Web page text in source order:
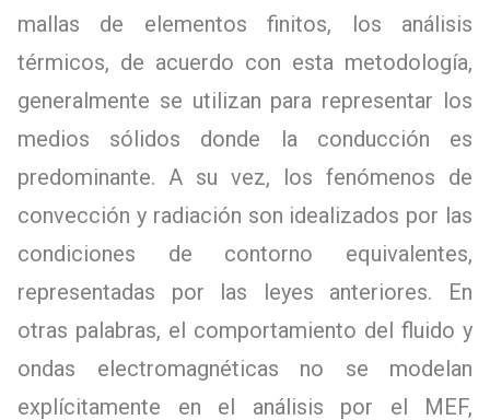
mallas de elementos finitos, los análisis
térmicos, de acuerdo con esta metodología,
generalmente se utilizan para representar los
medios sólidos donde la conducción es
predominante. A su vez, los fenómenos de
convección y radiación son idealizados por las
condiciones de contorno equivalentes,
representadas por las leyes anteriores. En
otras palabras, el comportamiento del fluido y
ondas electromagnéticas no se modelan
explícitamente en el análisis por el MEF,